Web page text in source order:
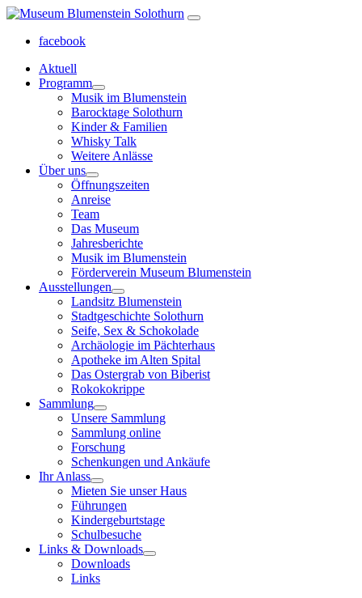
facebook
Aktuell
Programm
Musik im Blumenstein
Barocktage Solothurn
Kinder & Familien
Whisky Talk
Weitere Anlässe
Über uns
Öffnungszeiten
Anreise
Team
Das Museum
Jahresberichte
Musik im Blumenstein
Förderverein Museum Blumenstein
Ausstellungen
Landsitz Blumenstein
Stadtgeschichte Solothurn
Seife, Sex & Schokolade
Archäologie im Pächterhaus
Apotheke im Alten Spital
Das Ostergrab von Biberist
Rokokokrippe
Sammlung
Unsere Sammlung
Sammlung online
Forschung
Schenkungen und Ankäufe
Ihr Anlass
Mieten Sie unser Haus
Führungen
Kindergeburtstage
Schulbesuche
Links & Downloads
Downloads
Links